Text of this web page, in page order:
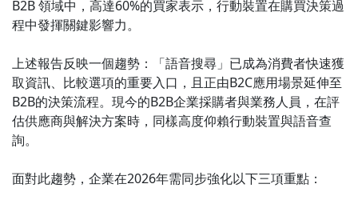
B2B 領域中，高達60%的買家表示，行動裝置在購買決策過
程中發揮關鍵影響力。
上述報告反映一個趨勢：「語音搜尋」已成為消費者快速獲
取資訊、比較選項的重要入口，且正由B2C應用場景延伸至
B2B的決策流程。現今的B2B企業採購者與業務人員，在評
估供應商與解決方案時，同樣高度仰賴行動裝置與語音查
詢。
面對此趨勢，企業在2026年需同步強化以下三項重點：